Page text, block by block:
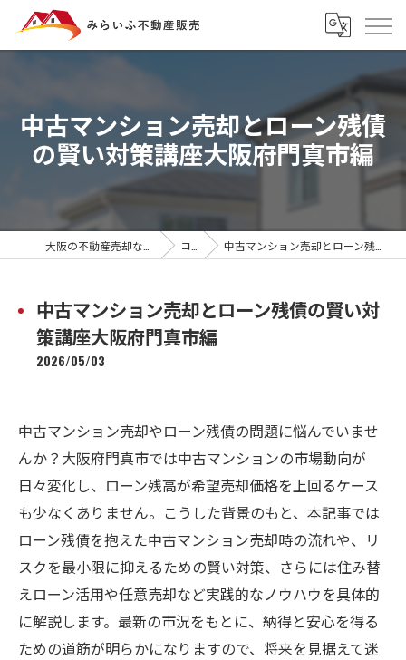
中古マンション売却とローン残債
の賢い対策講座大阪府門真市編
コラム 中古マンション売却とローン残債の賢い対策講座大阪府門真市編
中古マンション売却とローン残債の賢い対
策講座大阪府門真市編
2026/05/03
中古マンション売却やローン残債の問題に悩んでいませ
んか？大阪府門真市では中古マンションの市場動向が
日々変化し、ローン残高が希望売却価格を上回るケース
も少なくありません。こうした背景のもと、本記事では
ローン残債を抱えた中古マンション売却時の流れや、リ
スクを最小限に抑えるための賢い対策、さらには住み替
えローン活用や任意売却など実践的なノウハウを具体的
に解説します。最新の市況をもとに、納得と安心を得る
ための道筋が明らかになりますので、将来を見据えて迷